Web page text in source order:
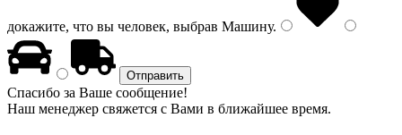
докажите, что вы человек, выбрав Машину.
Спасибо за Ваше сообщение!
Наш менеджер свяжется с Вами в ближайшее время.